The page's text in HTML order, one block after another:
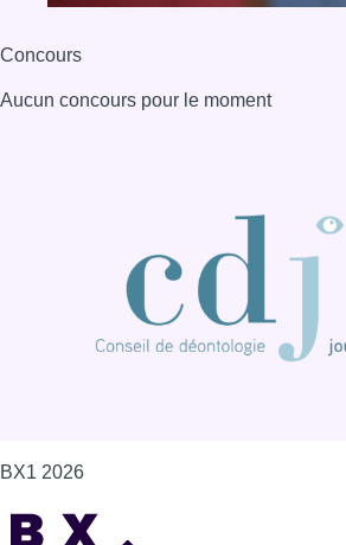
Concours
Aucun concours pour le moment
BX1 2026